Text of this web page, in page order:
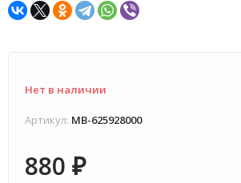
Нет в наличии
Артикул: MB-625928000
880 ₽